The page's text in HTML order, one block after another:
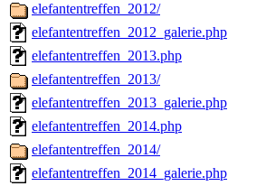
elefantentreffen_2012/
elefantentreffen_2012_galerie.php
elefantentreffen_2013.php
elefantentreffen_2013/
elefantentreffen_2013_galerie.php
elefantentreffen_2014.php
elefantentreffen_2014/
elefantentreffen_2014_galerie.php